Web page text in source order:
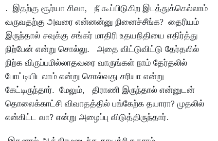
. இதற்கு சூர்யா சிவா, நீ கூப்பிடுகிற இடத்துக்கெல்லாம்
வருவதற்கு அவரை என்னன்னு நினைச்சீங்க? தைரியம்
இருந்தால் சவுக்கு சங்கர் மாதிரி உதயநிதியை எதிர்த்து
நிற்பேன் என்று சொல்லு. அதை விட்டுவிட்டு தேர்தலில்
நிற்க விருப்பமில்லாதவரை வாருங்கள் நாம் தேர்தலில்
போட்டியிடலாம் என்று சொல்வது சரியா என்று
கேட்டிருந்தார். மேலும், திராணி இருந்தால் என்னுடன்
தொலைக்காட்சி விவாதத்தில் பங்கேற்க தயாரா? முதலில்
என்கிட்ட வா? என்று அழைப்பு விடுத்திருந்தார்.